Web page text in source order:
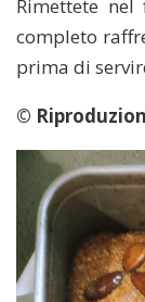
Rimettete
completo
prima di
©